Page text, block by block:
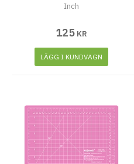
Inch
125 KR
LÄGG I KUNDVAGN